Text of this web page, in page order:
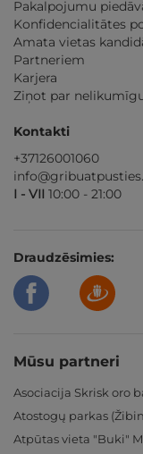
Pakalpojumu
Konfidencialitātes
Amata vietas
Partneriem
Karjera
Ziņot par
Kontakti
+37126001060
I - VII 10:00 - 21:00
Draudzēsimies:
Mūsu partneri
Asociacija Skrisk oro
Atostogų parkas
Atpūtas vieta "Buki"